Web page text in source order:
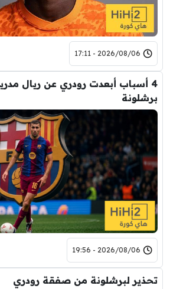
2026/08/06 - 17:11
4 أسباب أبعدت رودري عن ريال
برشلونة
2026/08/06 - 19:56
تحذير لبرشلونة من صفقة رودري